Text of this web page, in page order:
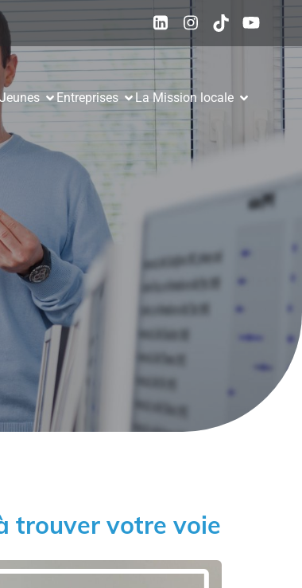
Jeunes Entreprises La Mission locale
trouver votre voie